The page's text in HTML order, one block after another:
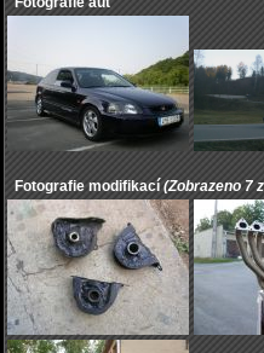
Fotografie modifikací (Zobrazeno 7